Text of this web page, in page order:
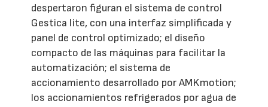
despertaron figuran el sistema de control
Gestica lite, con una interfaz simplificada y
panel de control optimizado; el diseño
compacto de las máquinas para facilitar la
automatización; el sistema de
accionamiento desarrollado por AMKmotion;
los accionamientos refrigerados por agua de